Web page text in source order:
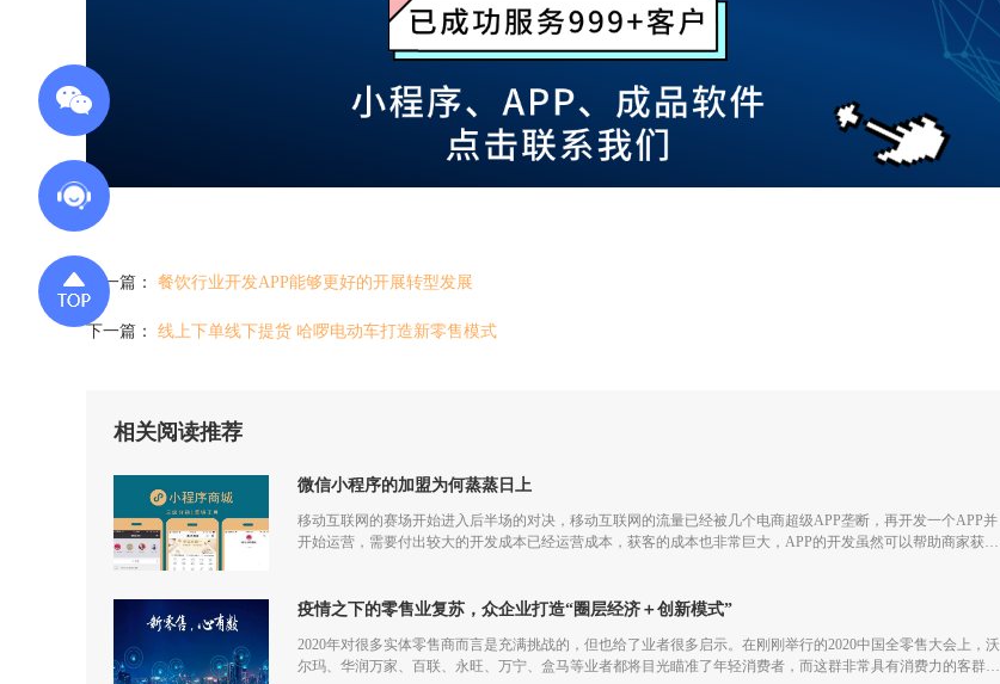
上一篇： 餐饮行业开发APP能够更好的开展转型发展
下一篇： 线上下单线下提货 哈啰电动车打造新零售模式
相关阅读推荐
微信小程序的加盟为何蒸蒸日上
移动互联网的赛场开始进入后半场的对决，移动互联网的流量已经被几个电商超级APP垄断，再开发一个APP并
开始运营，需要付出较大的开发成本已经运营成本，获客的成本也非常巨大，APP的开发虽然可以帮助商家获取
疫情之下的零售业复苏，众企业打造“圈层经济＋创新模式”
2020年对很多实体零售商而言是充满挑战的，但也给了业者很多启示。在刚刚举行的2020中国全零售大会上，沃
尔玛、华润万家、百联、永旺、万宁、盒马等业者都将目光瞄准了年轻消费者，而这群非常具有消费力的客群不